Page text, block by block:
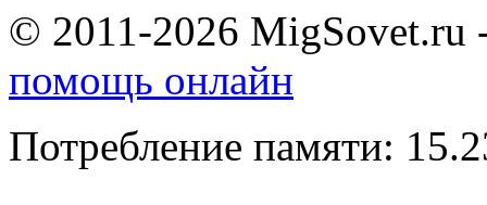
© 2011-2026 MigSovet.ru
помощь онлайн
Потребление памяти: